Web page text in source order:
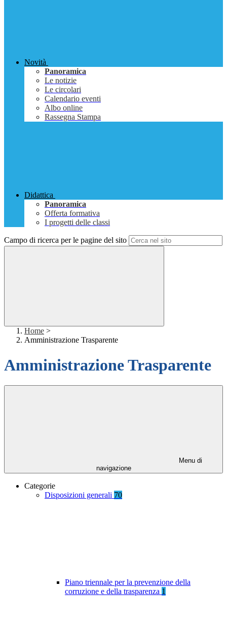
Novità
Panoramica
Le notizie
Le circolari
Calendario eventi
Albo online
Rassegna Stampa
Didattica
Panoramica
Offerta formativa
I progetti delle classi
Campo di ricerca per le pagine del sito
Home >
Amministrazione Trasparente
Amministrazione Trasparente
Menu di
navigazione
Categorie
Disposizioni generali 70
Piano triennale per la prevenzione della
corruzione e della trasparenza 1